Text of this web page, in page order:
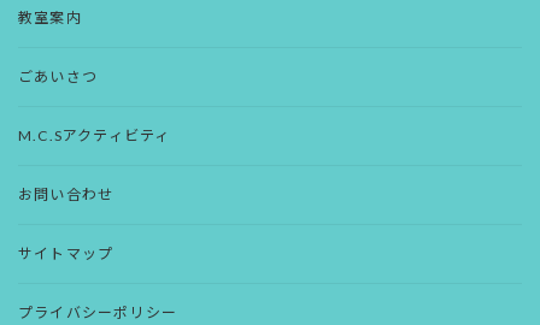
教室案内
ごあいさつ
M.C.Sアクティビティ
お問い合わせ
サイトマップ
プライバシーポリシー